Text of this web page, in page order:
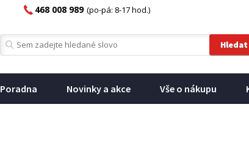
468 008 989 (po-pá: 8-17 hod.)
Poradna Novinky a akce Vše o nákupu